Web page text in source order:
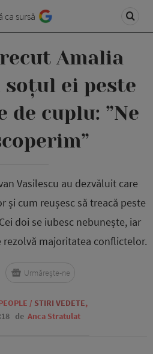
ca sursă
Amalia
soțul ei peste
de cuplu: ”Ne
Vasilescu au dezvăluit care
și cum reușesc să treacă peste
doi se iubesc nebunește, iar
majoritatea conflictelor.
/ STIRI VEDETE,
de Anca Stratulat
Urmărește-ne